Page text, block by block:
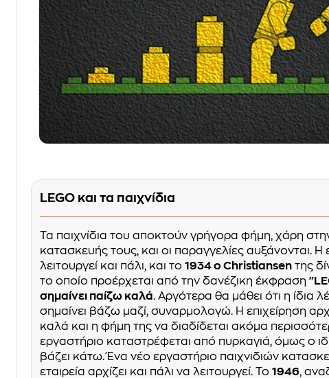
LEGO και τα παιχνίδια
Τα παιχνίδια του αποκτούν γρήγορα φήμη, χάρη
κατασκευής τους, και οι παραγγελίες αυξάνονται. Η
λειτουργεί και πάλι, και το 1934 ο Christiansen της
το οποίο προέρχεται από την δανέζικη έκφραση
σημαίνει παίζω καλά. Αργότερα θα μάθει ότι η ίδια
σημαίνει βάζω μαζί, συναρμολογώ. Η επιχείρηση
καλά και η φήμη της να διαδίδεται ακόμα
εργαστήριο καταστρέφεται από πυρκαγιά, όμως ο
βάζει κάτω. Ένα νέο εργαστήριο παιχνιδιών
εταιρεία αρχίζει και πάλι να λειτουργεί. Το 1946,